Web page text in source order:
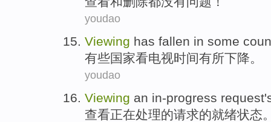
youdao
Viewing has fallen in some
有些国家看电视时间有所下降。
youdao
Viewing an in-progress request
查看正在处理的请求的就绪状态